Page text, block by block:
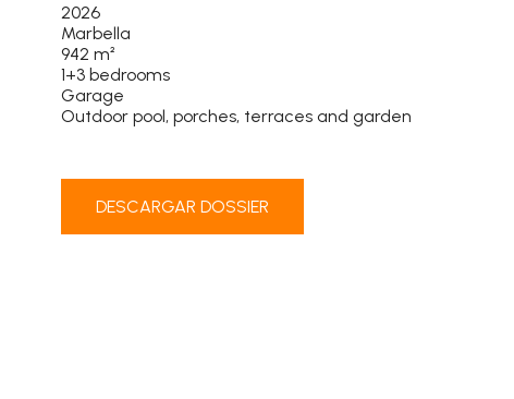
2026
Marbella
942 m²
1+3 bedrooms
Garage
Outdoor pool, porches, terraces and garden
DESCARGAR DOSSIER